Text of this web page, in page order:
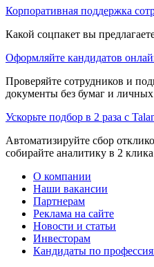
Корпоративная поддержка
Какой соцпакет вы
Оформляйте кандидатов
Проверяйте сотрудников и
документы без бумаг и личных
Ускорьте подбор в 2 раза с
Автоматизируйте сбор
собирайте аналитику в 2 клика
О компании
Наши вакансии
Партнерам
Реклама на сайте
Новости и статьи
Инвесторам
Кандидаты по